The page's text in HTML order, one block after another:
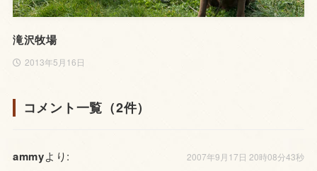
滝沢牧場
2013年5月16日
コメント一覧（2件）
ammyより: 2007年9月17日 20時08分43秒